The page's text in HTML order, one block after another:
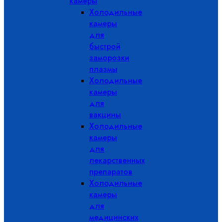
Холодильные
камеры
для
быстрой
заморозки
плазмы
Холодильные
камеры
для
вакцины
Холодильные
камеры
для
лекарственных
препаратов
Холодильные
камеры
для
медицинских